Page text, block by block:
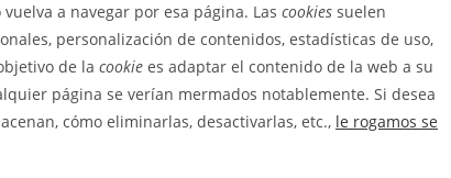
a navegar por esa página. Las cookies suelen
personalización de contenidos, estadísticas de uso,
de la cookie es adaptar el contenido de la web a su
página se verían mermados notablemente. Si desea
cómo eliminarlas, desactivarlas, etc., le rogamos se